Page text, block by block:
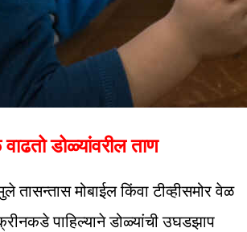
डोळ्यांवरील ताण
मोबाईल किंवा टीव्हीसमोर वेळ
पाहिल्याने डोळ्यांची उघडझाप